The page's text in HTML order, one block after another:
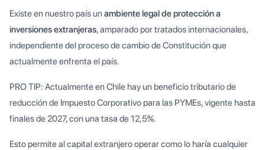
Existe en nuestro país un ambiente legal de protección a
inversiones extranjeras, amparado por tratados internacionales,
independiente del proceso de cambio de Constitución que
actualmente enfrenta el país.
PRO TIP: Actualmente en Chile hay un beneficio tributario de
reducción de Impuesto Corporativo para las PYMEs, vigente hasta
finales de 2027, con una tasa de 12,5%.
Esto permite al capital extranjero operar como lo haría cualquier